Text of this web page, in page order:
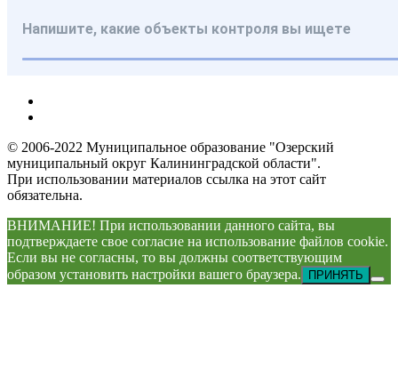
© 2006-2022 Муниципальное образование "Озерский
муниципальный округ Калининградской области".
При использовании материалов ссылка на этот сайт
обязательна.
ВНИМАНИЕ! При использовании данного сайта, вы
подтверждаете свое согласие на использование файлов cookie.
Если вы не согласны, то вы должны соответствующим
образом установить настройки вашего браузера.
ПРИНЯТЬ